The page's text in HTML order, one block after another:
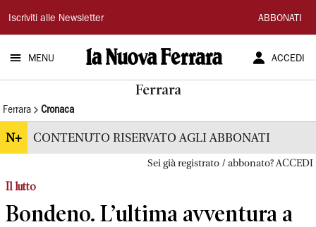
La
Nuova
Ferrara
Iscriviti alle Newsletter ABBONATI
MENU ACCEDI
Ferrara
Ferrara Cronaca
N+ CONTENUTO RISERVATO AGLI ABBONATI
Sei già registrato / abbonato? ACCEDI
Il lutto
Bondeno. L’ultima avventura a